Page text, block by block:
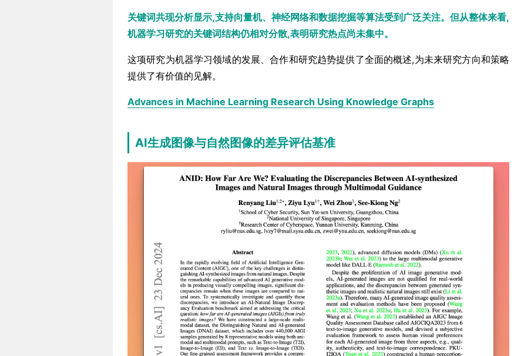
关键词共现分析显示,支持向量机、神经网络和数据挖掘等算法受到广泛关注。但从整体来看,
机器学习研究的关键词结构仍相对分散,表明研究热点尚未集中。
这项研究为机器学习领域的发展、合作和研究趋势提供了全面的概述,为未来研究方向和策略
提供了有价值的见解。
Advances in Machine Learning Research Using Knowledge Graphs
AI生成图像与自然图像的差异评估基准